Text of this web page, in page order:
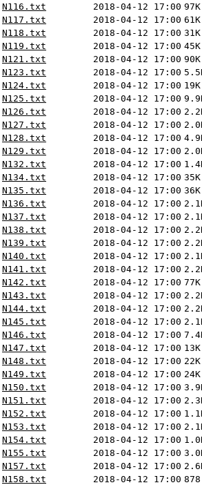
N116.txt
2018-04-12 17:00 97K
N117.txt
2018-04-12 17:00 61K
N118.txt
2018-04-12 17:00 31K
N119.txt
2018-04-12 17:00 45K
N121.txt
2018-04-12 17:00 90K
N123.txt
2018-04-12 17:00
N124.txt
2018-04-12 17:00 19K
N125.txt
2018-04-12 17:00
N126.txt
2018-04-12 17:00
N127.txt
2018-04-12 17:00
N128.txt
2018-04-12 17:00
N129.txt
2018-04-12 17:00
N132.txt
2018-04-12 17:00
N134.txt
2018-04-12 17:00 35K
N135.txt
2018-04-12 17:00 36K
N136.txt
2018-04-12 17:00
N137.txt
2018-04-12 17:00
N138.txt
2018-04-12 17:00
N139.txt
2018-04-12 17:00
N140.txt
2018-04-12 17:00
N141.txt
2018-04-12 17:00
N142.txt
2018-04-12 17:00 77K
N143.txt
2018-04-12 17:00
N144.txt
2018-04-12 17:00
N145.txt
2018-04-12 17:00
N146.txt
2018-04-12 17:00
N147.txt
2018-04-12 17:00 13K
N148.txt
2018-04-12 17:00 22K
N149.txt
2018-04-12 17:00 24K
N150.txt
2018-04-12 17:00
N151.txt
2018-04-12 17:00
N152.txt
2018-04-12 17:00
N153.txt
2018-04-12 17:00
N154.txt
2018-04-12 17:00
N155.txt
2018-04-12 17:00
N157.txt
2018-04-12 17:00
N158.txt
2018-04-12 17:00 878